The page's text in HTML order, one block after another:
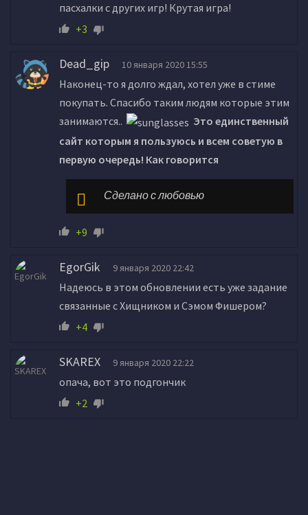
пасхалки с других игр! Крутая игра!
+3
Dead_gip 10 января 2020 15:55
Наконец-то я долго ждал, хотел уже в стиме
покупать. Спасибо таким людям которые этим
занимаются..
Это единственный
сайт которым я пользуюсь и всем советую в
первую очередь! Как говорится
Сделано с любовью
+9
EgorGik 9 января 2020 22:42
Надеюсь в этом обновлении есть уже задание
связанные с Хищником и Сэмом Фишером?
+4
SKAREX 9 января 2020 22:22
опача, вот это подгончик
+2